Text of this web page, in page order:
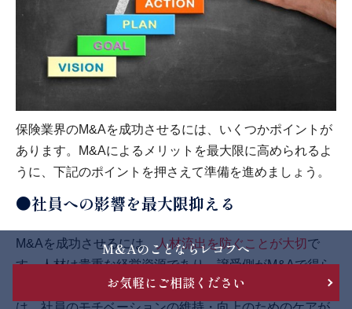
保険業界のM&Aを成功させるには、いくつかポイントが
あります。M&Aによるメリットを最大限に高められるよ
うに、下記のポイントを押さえて準備を進めましょう。
●社員への影響を最大限抑える
M&Aを成功させるには、人材流出を防ぐことが大切 で
す。人材は貴重な経営資源であり、譲受側がM&Aで得ら
れるメリットの1つでもあります。 人材流出を防ぐに
M&Aのことならレコフへ
お気軽にご相談ください